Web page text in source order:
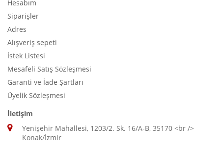
Hesabım
Siparişler
Adres
Alışveriş sepeti
İstek Listesi
Mesafeli Satış Sözleşmesi
Garanti ve İade Şartları
Üyelik Sözleşmesi
İletişim
Yenişehir Mahallesi, 1203/2. Sk. 16/A-B, 35170 <br />
Konak/İzmir